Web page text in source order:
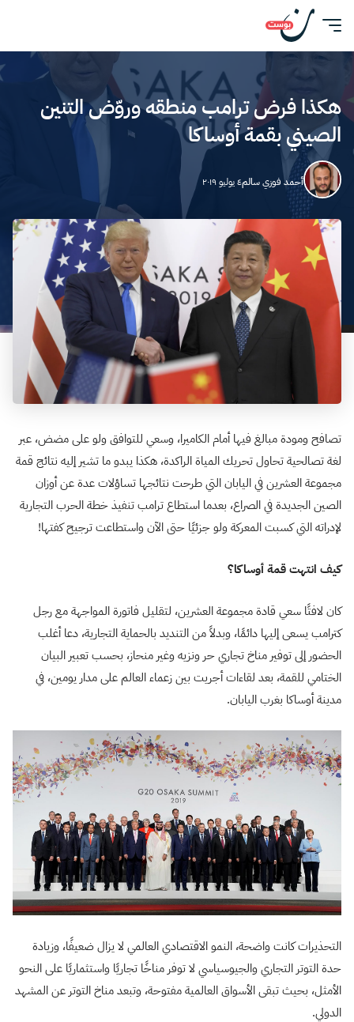
هكذا فرض ترامب منطقه وروّض التنين
الصيني بقمة أوساكا
أحمد فوزي سالم٤ يوليو ٢٠١٩
تصافح ومودة مبالغ فيها أمام الكاميرا، وسعي للتوافق ولو على مضض، عبر
لغة تصالحية تحاول تحريك المياة الراكدة، هكذا يبدو ما تشير إليه نتائج قمة
مجموعة العشرين في اليابان التي طرحت نتائجها تساؤلات عدة عن أوزان
الصين الجديدة في الصراع، بعدما استطاع ترامب تنفيذ خطة الحرب التجارية
لإدراته التي كسبت المعركة ولو جزئيًا حتى الآن واستطاعت ترجيح كفتها!
كيف انتهت قمة أوساكا؟
كان لافتًا سعي قادة مجموعة العشرين، لتقليل فاتورة المواجهة مع رجل
كترامب يسعى إليها دائمًا، وبدلاً من التنديد بالحماية التجارية، دعا أغلب
الحضور إلى توفير مناخ تجاري حر ونزيه وغير منحاز، بحسب تعبير البيان
الختامي للقمة، بعد لقاءات أجريت بين زعماء العالم على مدار يومين، في
مدينة أوساكا بغرب اليابان.
التحذيرات كانت واضحة، النمو الاقتصادي العالمي لا يزال ضعيفًا، وزيادة
حدة التوتر التجاري والجيوسياسي لا توفر مناخًا تجاريًا واستثماريًا على النحو
الأمثل، بحيث تبقى الأسواق العالمية مفتوحة، وتبعد مناخ التوتر عن المشهد
الدولي.